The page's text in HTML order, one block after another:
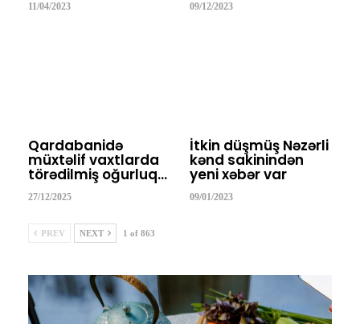
11/04/2023 09/12/2023
Qardabanidə
müxtəlif vaxtlarda
törədilmiş oğurluq…
27/12/2025
İtkin düşmüş Nəzərli
kənd sakinindən
yeni xəbər var
09/01/2023
PREV NEXT 1 of 863